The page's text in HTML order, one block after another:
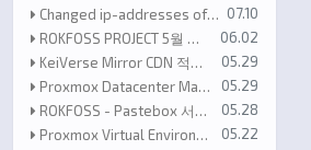
등록일
07.10
Changed ip-addresses of shop.proxmox.com
등록일
06.02
ROKFOSS PROJECT 5월 전송량 통계
등록일
05.29
KeiVerse Mirror CDN 적용 안내
등록일
05.29
Proxmox Datacenter Manager 1.1 released!
등록일
05.28
ROKFOSS - Pastebox 서비스 운영 개시
등록일
05.22
Proxmox Virtual Environment 9.2 available!